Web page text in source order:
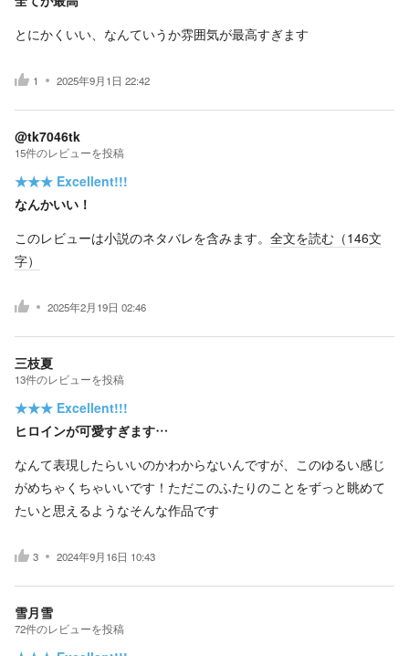
とにかくいい、なんていうか雰囲気が最高すぎます
1 2025年9月1日 22:42
@tk7046tk
15件のレビューを投稿
★★★ Excellent!!!
なんかいい！
このレビューは小説のネタバレを含みます。 全文を読む（146文
字）
2025年2月19日 02:46
三枝夏
13件のレビューを投稿
★★★ Excellent!!!
ヒロインが可愛すぎます…
なんて表現したらいいのかわからないんですが、このゆるい感じ
がめちゃくちゃいいです！ただこのふたりのことをずっと眺めて
たいと思えるようなそんな作品です
3 2024年9月16日 10:43
雪月雪
72件のレビューを投稿